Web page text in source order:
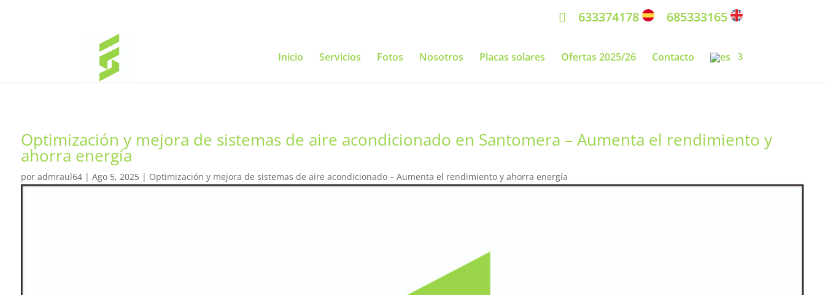
633374178 685333165
Inicio Servicios Fotos Nosotros Placas solares Ofertas 2025/26 Contacto
Optimización y mejora de sistemas de aire acondicionado en Santomera – Aumenta el rendimiento y
ahorra energía
por admraul64| Ago 5, 2025| Optimización y mejora de sistemas de aire acondicionado – Aumenta el rendimiento y ahorra energía